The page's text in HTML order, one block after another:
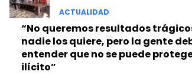
ACTUALIDAD
“No queremos resultados
nadie los quiere, pero la gente
entender que no se puede
ilícito”